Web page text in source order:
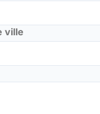
ville